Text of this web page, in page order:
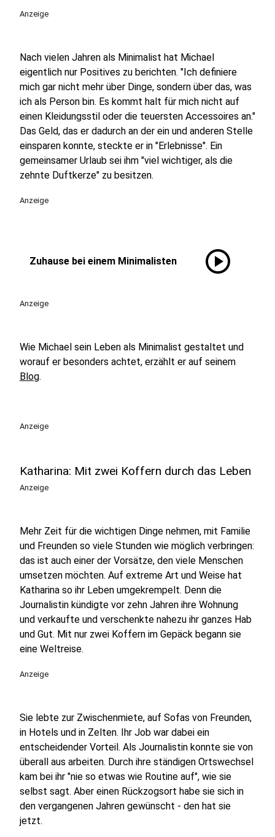
Anzeige
Nach vielen Jahren als Minimalist hat Michael
eigentlich nur Positives zu berichten. "Ich definiere
mich gar nicht mehr über Dinge, sondern über das, was
ich als Person bin. Es kommt halt für mich nicht auf
einen Kleidungsstil oder die teuersten Accessoires an."
Das Geld, das er dadurch an der ein und anderen Stelle
einsparen konnte, steckte er in "Erlebnisse". Ein
gemeinsamer Urlaub sei ihm "viel wichtiger, als die
zehnte Duftkerze" zu besitzen.
Anzeige
Zuhause bei einem Minimalisten play_circle
Anzeige
Wie Michael sein Leben als Minimalist gestaltet und
worauf er besonders achtet, erzählt er auf seinem
Blog.
Anzeige
Katharina: Mit zwei Koffern durch das Leben
Anzeige
Mehr Zeit für die wichtigen Dinge nehmen, mit Familie
und Freunden so viele Stunden wie möglich verbringen:
das ist auch einer der Vorsätze, den viele Menschen
umsetzen möchten. Auf extreme Art und Weise hat
Katharina so ihr Leben umgekrempelt. Denn die
Journalistin kündigte vor zehn Jahren ihre Wohnung
und verkaufte und verschenkte nahezu ihr ganzes Hab
und Gut. Mit nur zwei Koffern im Gepäck begann sie
eine Weltreise.
Anzeige
Sie lebte zur Zwischenmiete, auf Sofas von Freunden,
in Hotels und in Zelten. Ihr Job war dabei ein
entscheidender Vorteil. Als Journalistin konnte sie von
überall aus arbeiten. Durch ihre ständigen Ortswechsel
kam bei ihr "nie so etwas wie Routine auf", wie sie
selbst sagt. Aber einen Rückzogsort habe sie sich in
den vergangenen Jahren gewünscht - den hat sie
jetzt.